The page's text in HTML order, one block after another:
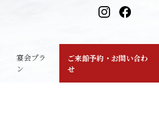
宴会プラ
ン
ご来館予約・お問い合わ
せ